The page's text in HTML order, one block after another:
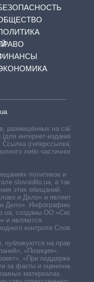
размещённых на сайте,
интернет-изданий —
(гиперссылка)
либо частичного
политиков и
slovoidilo.ua, а также
этих обещаний,
и Дело» и является
Дело». Инфографики,
созданы ОО «Система
и являются
контроля Слово и
на правах
«Позиция»,
«При поддержке».
за факты и оценочные
материалах.